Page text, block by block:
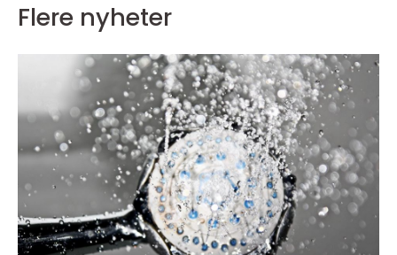
Flere nyheter